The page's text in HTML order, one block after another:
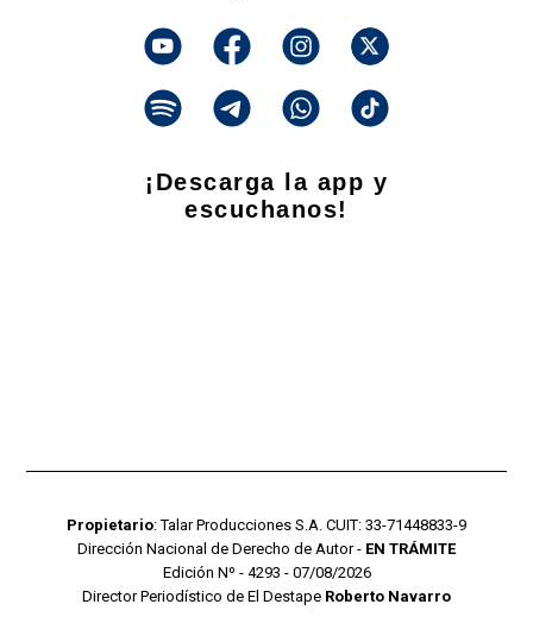
¡Descarga la app y
escuchanos!
Propietario: Talar Producciones S.A. CUIT: 33-71448833-9
Dirección Nacional de Derecho de Autor - EN TRÁMITE
Edición Nº - 4293 - 07/08/2026
Director Periodístico de El Destape Roberto Navarro